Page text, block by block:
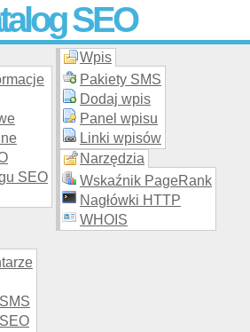
SEO
stron WWW –
katalogu za darmo!
SEO
Wpis
Pakiety SMS
Dodaj wpis
Panel wpisu
Linki wpisów
Narzędzia
Wskaźnik PageRank
Nagłówki HTTP
WHOIS